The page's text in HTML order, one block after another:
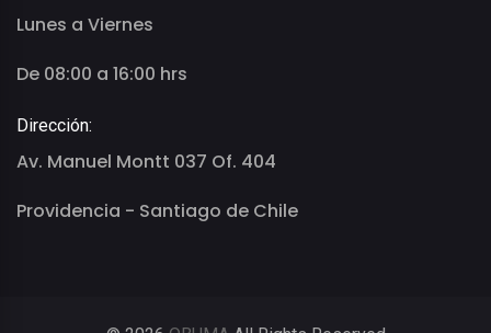
Lunes a Viernes
De 08:00 a 16:00 hrs
Dirección:
Av. Manuel Montt 037 Of. 404
Providencia - Santiago de Chile